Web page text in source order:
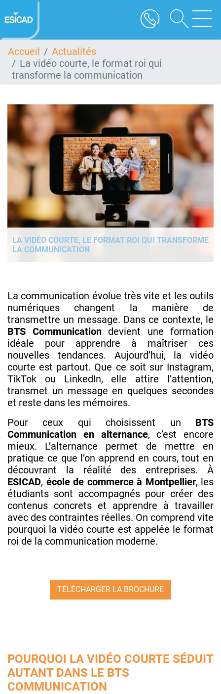
au
contenu
Accueil
Actualités
La vidéo courte, le format roi qui
transforme la communication
LA VIDÉO COURTE, LE FORMAT ROI QUI TRANSFORME
LA COMMUNICATION
La communication évolue très vite et les outils
numériques changent la manière de
transmettre un message. Dans ce contexte, le
BTS Communicationdevient une formation
idéale pour apprendre à maîtriser ces
nouvelles tendances. Aujourd’hui, la vidéo
courte est partout. Que ce soit sur Instagram,
TikTok ou LinkedIn, elle attire l’attention,
transmet un message en quelques secondes
et reste dans les mémoires.
Pour ceux qui choisissent un BTS
Communication en alternance, c’est encore
mieux. L’alternance permet de mettre en
pratique ce que l’on apprend en cours, tout en
découvrant la réalité des entreprises. À
ESICAD, école de commerce à Montpellier, les
étudiants sont accompagnés pour créer des
contenus concrets et apprendre à travailler
avec des contraintes réelles. On comprend vite
pourquoi la vidéo courte est appelée le format
roi de la communication moderne.
TÉLÉCHARGER LA BROCHURE
POURQUOI LA VIDÉO COURTE SÉDUIT
AUTANT DANS LE BTS
COMMUNICATION